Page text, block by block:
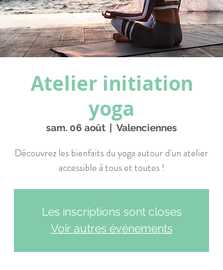
Atelier initiation
yoga
sam. 06 août
  |
Valenciennes
Découvrez les bienfaits du yoga autour d'un atelier
accessible à tous et toutes !
Les inscriptions sont closes
Voir autres événements